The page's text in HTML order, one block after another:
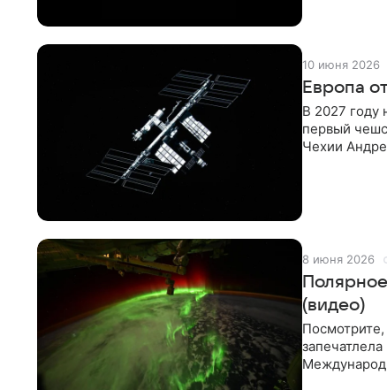
10 июня 2026
Европа
В 2027 году
первый
Чехии
8 июня 2026
(видео)